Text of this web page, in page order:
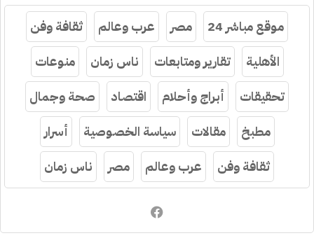
موقع مباشر 24 مصر عرب وعالم
ثقافة وفن
الأهلية
تقارير ومتابعات ناس زمان
منوعات
تحقيقات
أبراج وأحلام اقتصاد
صحة وجمال
مطبخ
مقالات سياسة الخصوصية
أسرار
ثقافة وفن
عرب وعالم مصر ناس زمان
فيسبوك